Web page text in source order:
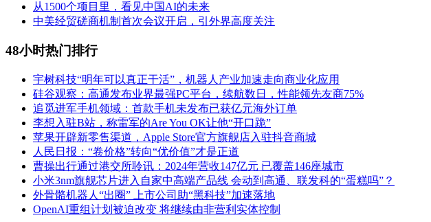
从1500个项目里，看见中国AI的未来
中美经贸磋商机制首次会议开启，引外界高度关注
48小时热门排行
宇树科技“明年可以真正干活”，机器人产业加速走向商业化应用
硅谷观察：高通发布业界最强PC平台，续航数日，性能领先友商75%
追觅进军手机领域：首款手机未发布已获亿元海外订单
李想入驻B站，称雷军的Are You OK让他“开口跪”
苹果开辟新零售渠道，Apple Store官方旗舰店入驻抖音商城
人民日报：“卷价格”转向“优价值”才是正道
曹操出行通过港交所聆讯：2024年营收147亿元 已覆盖146座城市
小米3nm旗舰芯片进入自家中高端产品线 会动到高通、联发科的“蛋糕吗”？
外骨骼机器人“出圈” 上市公司助“黑科技”加速落地
OpenAI重组计划被迫改变 将继续由非营利实体控制